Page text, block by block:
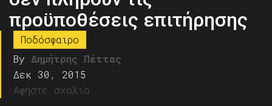
προϋποθέσεις επιτήρησης
Ποδόσφαιρο
By Δημήτρης Πέττας
Δεκ 30, 2015
Αφήστε σχόλιο